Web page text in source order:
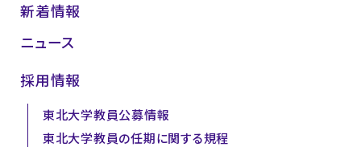
新着情報
ニュース
採用情報
東北大学教員公募情報
東北大学教員の任期に関する規程